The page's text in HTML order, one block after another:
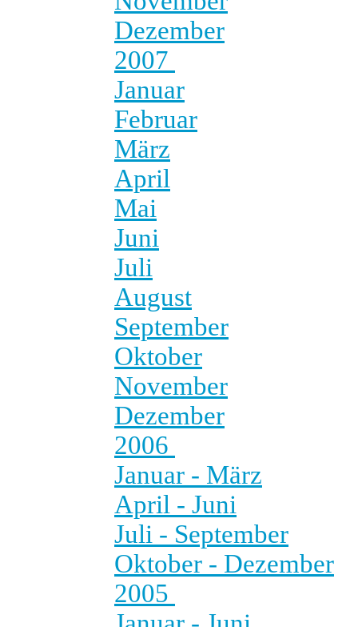
Dezember
2007
Januar
Februar
März
April
Mai
Juni
Juli
August
September
Oktober
November
Dezember
2006
Januar - März
April - Juni
Juli - September
Oktober - Dezember
2005